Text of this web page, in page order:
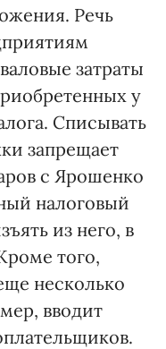
Речь
затраты
у
Списывать
запрещает
с Ярошенко
налоговый
из него, в
того,
несколько
вводит